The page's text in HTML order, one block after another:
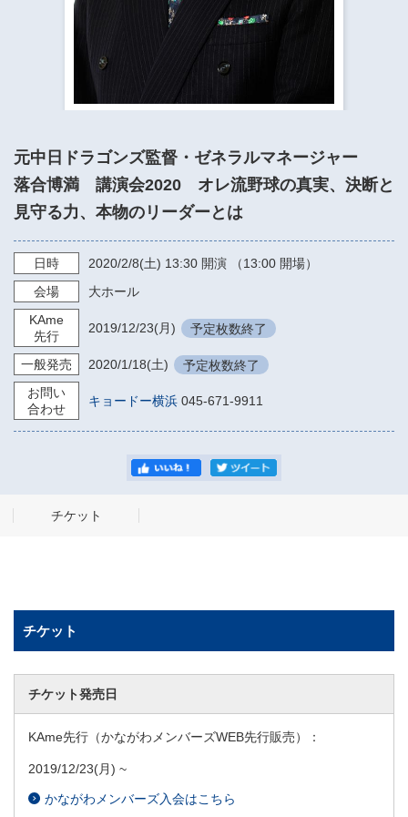
元中日ドラゴンズ監督・ゼネラルマネージャー
落合博満 講演会2020 オレ流野球の真実、決断と
見守る力、本物のリーダーとは
日時 2020/2/8(土) 13:30 開演 （13:00 開場）
会場
大ホール
KAme
先行
2019/12/23(月) 予定枚数終了
一般発売 2020/1/18(土)
予定枚数終了
お問い
合わせ
キョードー横浜 045-671-9911
チケット
チケット
チケット発売日
KAme先行（かながわメンバーズWEB先行販売）：
2019/12/23(月) ~
かながわメンバーズ入会はこちら